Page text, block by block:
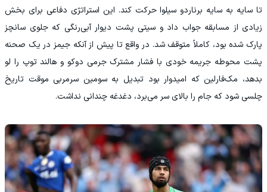
تا سایه به سایه برناردو سیلوا حرکت کند. این استراتژی دفاعی برای بخش
زیادی از مسابقه جواب داد و سیتی پشت دیوار آبی‌رنگی که جلوی سانچز
پارک شده بود، کاملاً متوقف شد. در واقع تا پیش از آنکه جیمز در یک صحنه
پشت محوطه جریمه خودی با فشار مشترک جرمی دوکو و هالند توپ را لو
بدهد، مک‌فارلین که امیدوار بود تبدیل به سومین سرمربی موقت تاریخ
چلسی شود که جام را بالای سر می‌برد، دغدغه چندانی نداشت.